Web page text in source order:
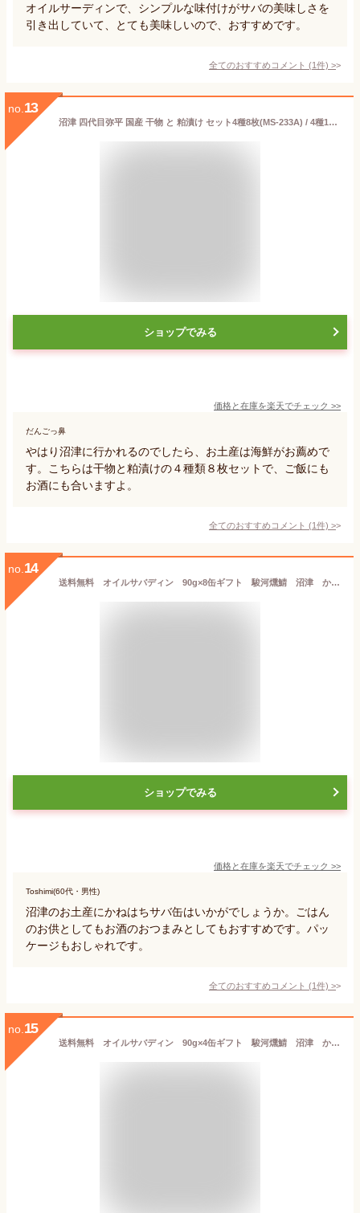
オイルサーディンで、シンプルな味付けがサバの美味しさを
引き出していて、とても美味しいので、おすすめです。
全てのおすすめコメント (1件) >
no. 13
沼津 四代目弥平 国産 干物 と 粕漬け セット4種8枚(MS-233A) / 4種11枚(MS-234A)【静岡 魚 干物 焼き魚 名物 名産品 ご当地 マルヤ水産 ギフト 御中元 御歳暮 内祝 御祝 お取り寄せ 誕生日 土産 お年賀 母の日 父の日 敬老の日】DT1155
ショップでみる
価格と在庫を楽天でチェック >>
だんごっ鼻
やはり沼津に行かれるのでしたら、お土産は海鮮がお薦めで
す。こちらは干物と粕漬けの４種類８枚セットで、ご飯にも
お酒にも合いますよ。
全てのおすすめコメント (1件) >
no. 14
送料無料 オイルサバディン 90g×8缶ギフト 駿河燻鯖 沼津 かねはちサバ缶 鯖 サバ さば 国産 魚 青魚 缶詰 缶詰め かんづめ 缶 おかず ご飯 具材 ご飯のお供 おとも 酒のあて 酒の肴 つまみ 和食 和風 常備菜 サバ缶ダイエット 味付き 静岡土産 ご当地 md
ショップでみる
価格と在庫を楽天でチェック >>
Toshimi(60代・男性)
沼津のお土産にかねはちサバ缶はいかがでしょうか。ごはん
のお供としてもお酒のおつまみとしてもおすすめです。パッ
ケージもおしゃれです。
全てのおすすめコメント (1件) >
no. 15
送料無料 オイルサバディン 90g×4缶ギフト 駿河燻鯖 沼津 かねはちサバ缶 鯖 サバ さば 国産 魚 青魚 缶詰 缶詰め かんづめ 缶 おかず ご飯 具材 ご飯のお供 おとも 酒のあて 酒の肴 つまみ 和食 和風 常備菜 サバ缶ダイエット 味付き 静岡土産 ご当地 md